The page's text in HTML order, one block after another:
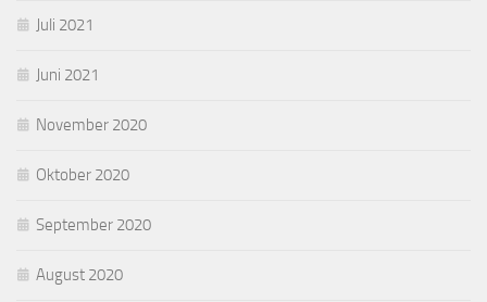
Juli 2021
Juni 2021
November 2020
Oktober 2020
September 2020
August 2020